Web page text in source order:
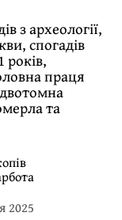
з археології,
спогадів
років,
праця
та
2025